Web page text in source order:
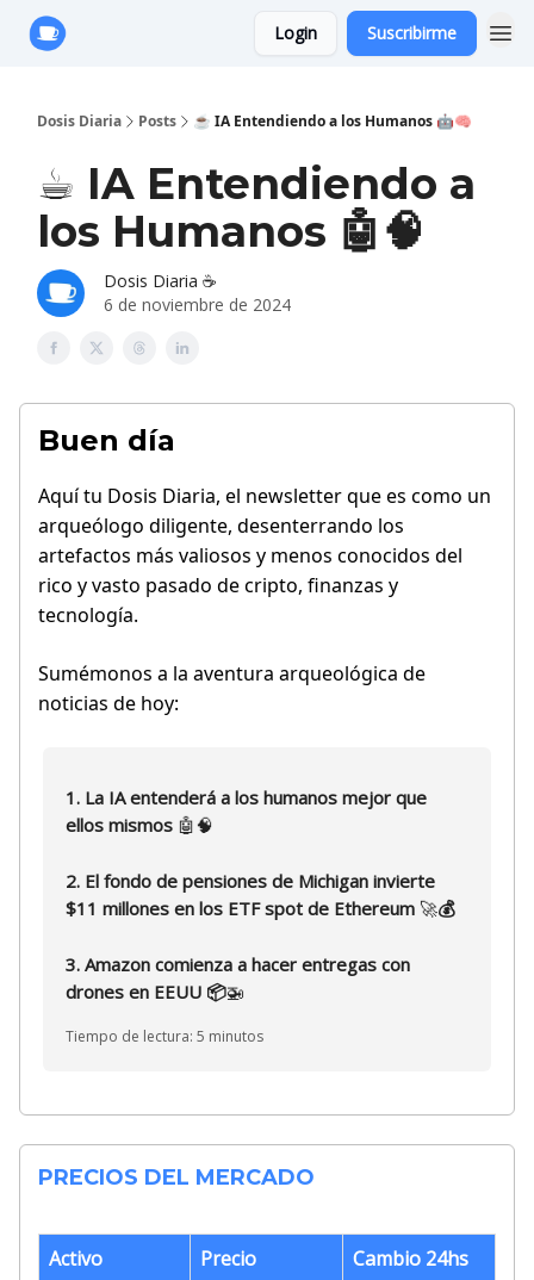
Login Suscribirme
Dosis Diaria Posts ☕ IA Entendiendo a los Humanos 🤖🧠
☕ IA Entendiendo a
los Humanos 🤖🧠
Dosis Diaria ☕️
6 de noviembre de 2024
Buen día
Aquí tu Dosis Diaria, el newsletter que es como un
arqueólogo diligente, desenterrando los
artefactos más valiosos y menos conocidos del
rico y vasto pasado de cripto, finanzas y
tecnología.
Sumémonos a la aventura arqueológica de
noticias de hoy:
1. La IA entenderá a los humanos mejor que
ellos mismos 🤖🧠
2. El fondo de pensiones de Michigan invierte
$11 millones en los ETF spot de Ethereum 🚀💰
3. Amazon comienza a hacer entregas con
drones en EEUU 📦🚁
Tiempo de lectura: 5 minutos
PRECIOS DEL MERCADO
Activo Precio
Cambio 24hs